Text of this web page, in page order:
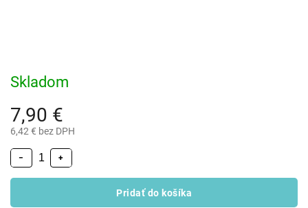
7,90 €
6,42 € bez DPH
Skladom
+
−
Pridať do košíka